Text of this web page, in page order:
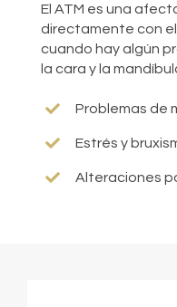
El ATM es una
directamente con
cuando hay algún
la cara y la
Problemas de
Estrés y
Alteraciones